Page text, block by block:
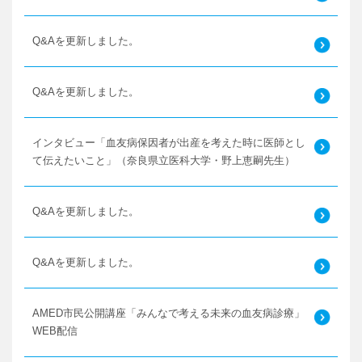
Q&Aを更新しました。
Q&Aを更新しました。
インタビュー「血友病保因者が出産を考えた時に医師とし
て伝えたいこと」（奈良県立医科大学・野上恵嗣先生）
Q&Aを更新しました。
Q&Aを更新しました。
AMED市民公開講座「みんなで考える未来の血友病診療」
WEB配信